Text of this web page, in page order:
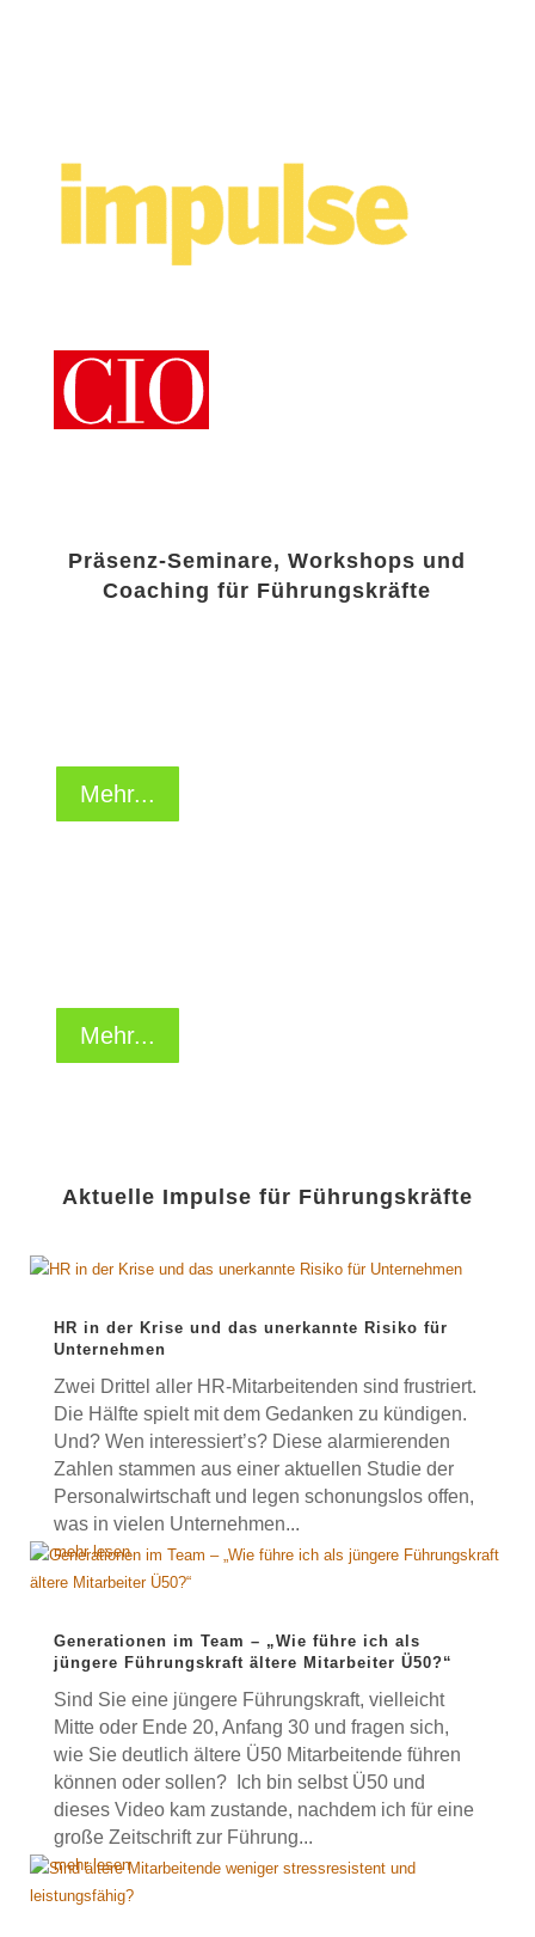
Präsenz-Seminare, Workshops und
Coaching für Führungskräfte
Mehr...
Mehr...
Aktuelle Impulse für Führungskräfte
HR in der Krise und das unerkannte Risiko für
Unternehmen
Zwei Drittel aller HR-Mitarbeitenden sind frustriert.
Die Hälfte spielt mit dem Gedanken zu kündigen.
Und? Wen interessiert’s? Diese alarmierenden
Zahlen stammen aus einer aktuellen Studie der
Personalwirtschaft und legen schonungslos offen,
was in vielen Unternehmen...
mehr lesen
Generationen im Team – „Wie führe ich als
jüngere Führungskraft ältere Mitarbeiter Ü50?“
Sind Sie eine jüngere Führungskraft, vielleicht
Mitte oder Ende 20, Anfang 30 und fragen sich,
wie Sie deutlich ältere Ü50 Mitarbeitende führen
können oder sollen? Ich bin selbst Ü50 und
dieses Video kam zustande, nachdem ich für eine
große Zeitschrift zur Führung...
mehr lesen